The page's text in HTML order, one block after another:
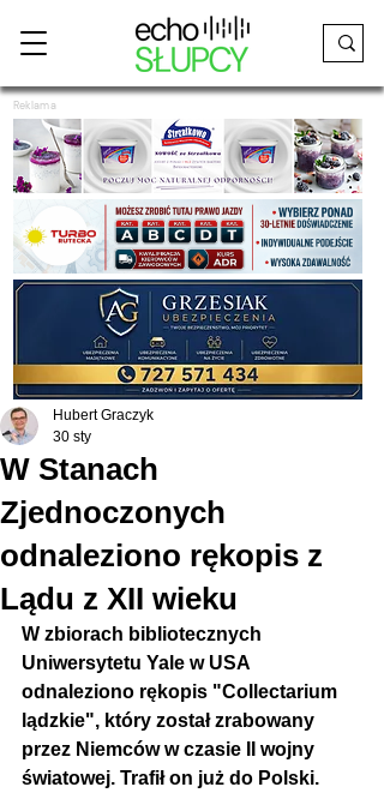
Reklama
W Stanach
Zjednoczonych
odnaleziono rękopis z
Lądu z XII wieku
Hubert Graczyk
30 sty
W zbiorach bibliotecznych
Uniwersytetu Yale w USA
odnaleziono rękopis "Collectarium
lądzkie", który został zrabowany
przez Niemców w czasie II wojny
światowej. Trafił on już do Polski.